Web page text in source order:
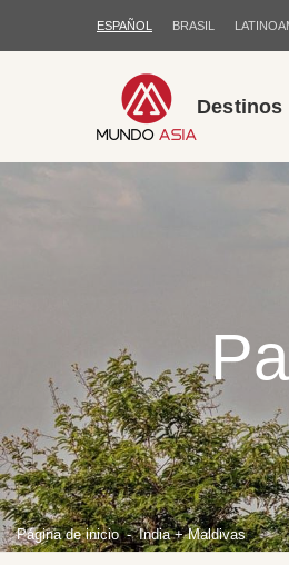
ESPAÑOL BRASIL
Destinos
Página de inicio India + Maldivas